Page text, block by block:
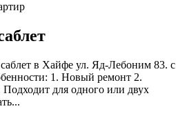
в Хайфе ул. Яд-Лебоним 83. с
1. Новый ремонт 2.
для одного или двух